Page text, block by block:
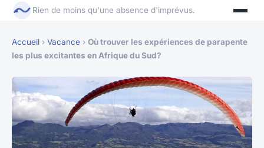
Rien de moins qu'une absence d'imprévus.
Accueil › Vacance › Où trouver les expériences de parapente
les plus excitantes en Afrique du Sud?